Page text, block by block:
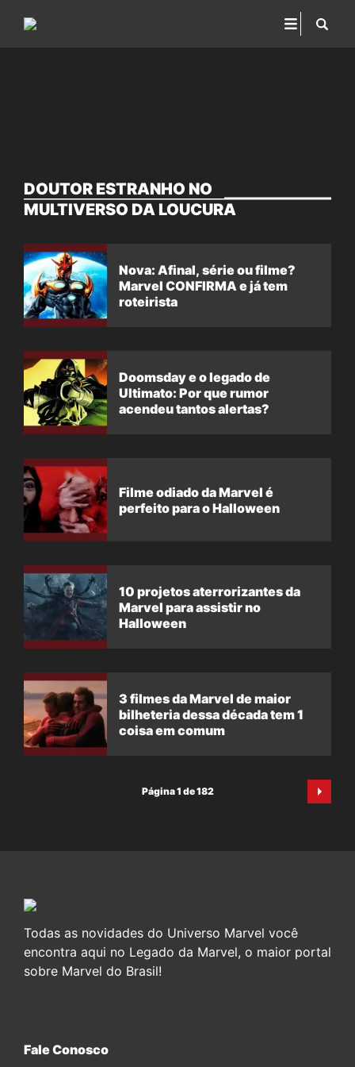
DOUTOR ESTRANHO NO
MULTIVERSO DA LOUCURA
Nova: Afinal, série ou filme?
Marvel CONFIRMA e já tem
roteirista
Doomsday e o legado de
Ultimato: Por que rumor
acendeu tantos alertas?
Filme odiado da Marvel é
perfeito para o Halloween
10 projetos aterrorizantes da
Marvel para assistir no
Halloween
3 filmes da Marvel de maior
bilheteria dessa década tem 1
coisa em comum
Página 1 de 182
Todas as novidades do Universo Marvel você
encontra aqui no Legado da Marvel, o maior portal
sobre Marvel do Brasil!
Fale Conosco